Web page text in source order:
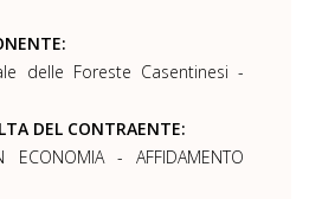
delle Foreste Casentinesi -
DEL CONTRAENTE:
ECONOMIA - AFFIDAMENTO